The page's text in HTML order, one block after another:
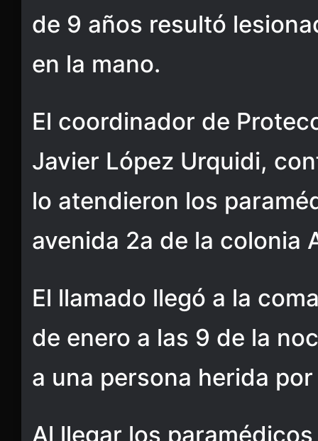
de 9 años resultó
en la mano.
El coordinador de
Javier López Urquidi,
lo atendieron los
avenida 2a de la colonia
El llamado llegó a la
de enero a las 9 de la
a una persona herida
Al llegar los